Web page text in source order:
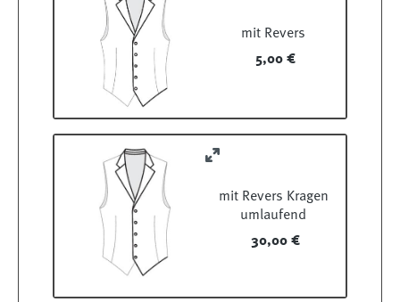
mit Revers
5,00 €
mit Revers Kragen
umlaufend
30,00 €